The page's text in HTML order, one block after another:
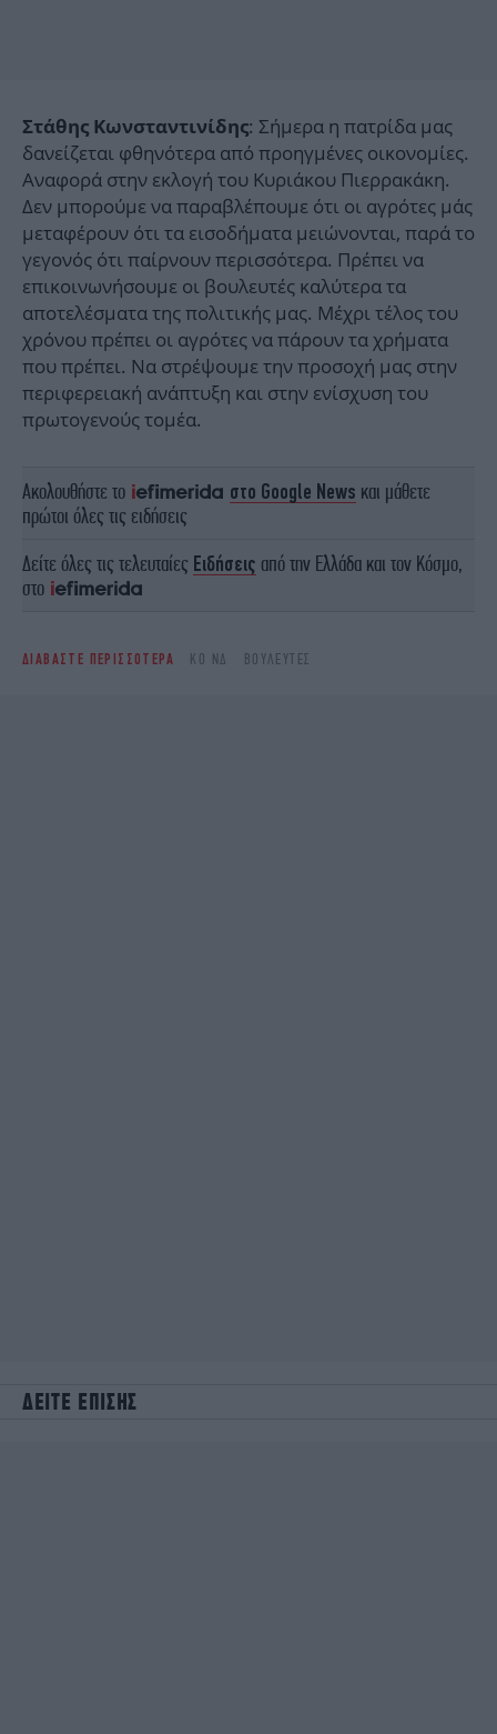
Στάθης Κωνσταντινίδης: Σήμερα η πατρίδα μας
δανείζεται φθηνότερα από προηγμένες οικονομίες.
Αναφορά στην εκλογή του Κυριάκου Πιερρακάκη.
Δεν μπορούμε να παραβλέπουμε ότι οι αγρότες μάς
μεταφέρουν ότι τα εισοδήματα μειώνονται, παρά το
γεγονός ότι παίρνουν περισσότερα. Πρέπει να
επικοινωνήσουμε οι βουλευτές καλύτερα τα
αποτελέσματα της πολιτικής μας. Μέχρι τέλος του
χρόνου πρέπει οι αγρότες να πάρουν τα χρήματα
που πρέπει. Να στρέψουμε την προσοχή μας στην
περιφερειακή ανάπτυξη και στην ενίσχυση του
πρωτογενούς τομέα.
Ακολουθήστε το στο Google News και μάθετε
πρώτοι όλες τις ειδήσεις
Δείτε όλες τις τελευταίες Ειδήσεις από την Ελλάδα και τον Κόσμο,
στο
ΔΙΑΒΑΣΤΕ ΠΕΡΙΣΣΟΤΕΡΑ ΚΟ ΝΔ ΒΟΥΛΕΥΤΈΣ
ΔΕΙΤΕ ΕΠΙΣΗΣ